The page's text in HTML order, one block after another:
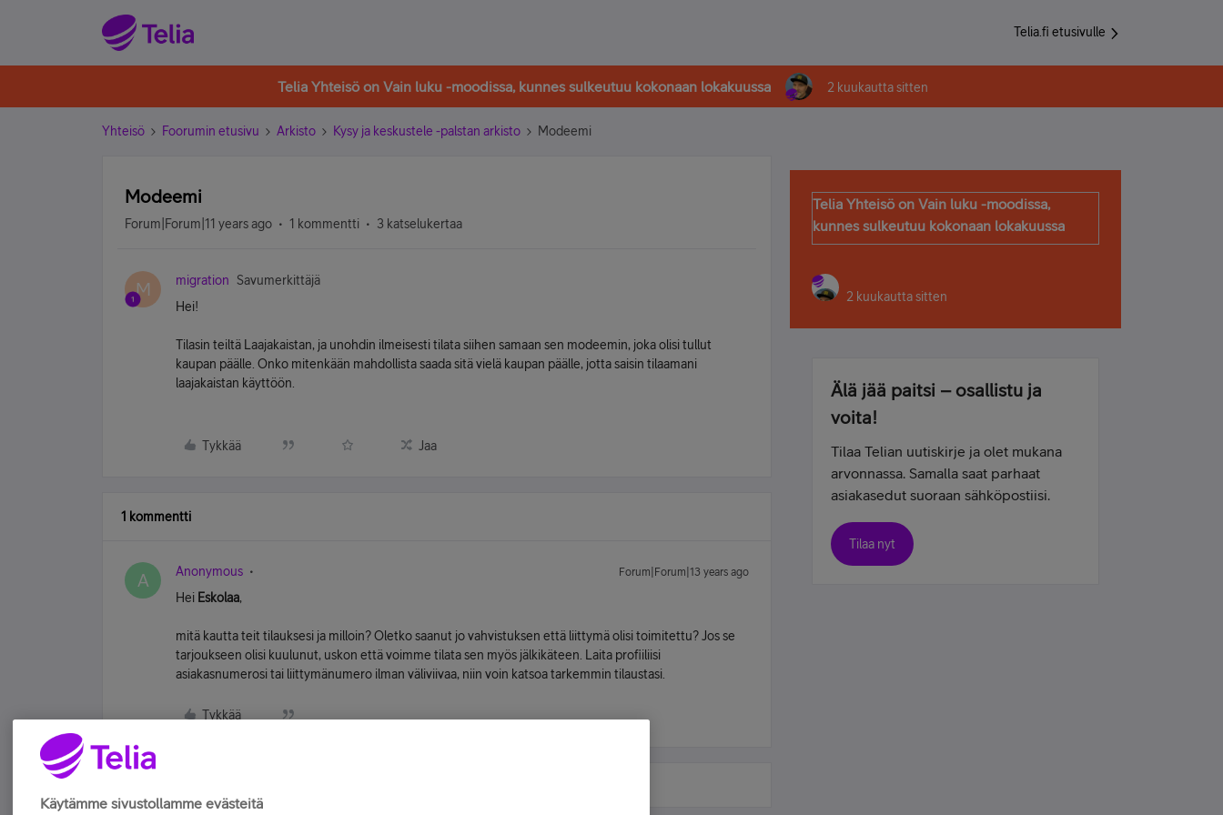
Telia.fi etusivulle
Telia Yhteisö on Vain luku -moodissa, kunnes sulkeutuu kokonaan lokakuussa 2 kuukautta sitten
Yhteisö Foorumin etusivu Arkisto Kysy ja keskustele -palstan arkisto Modeemi
Modeemi
Forum|Forum|11 years ago 1 kommentti 3 katselukertaa
M migration
Savumerkittäjä
Hei!
Tilasin teiltä Laajakaistan, ja unohdin ilmeisesti tilata siihen samaan sen modeemin, joka olisi tullut
kaupan päälle. Onko mitenkään mahdollista saada sitä vielä kaupan päälle, jotta saisin tilaamani
laajakaistan käyttöön.
Tykkää Jaa
1 kommentti
A Anonymous Forum|Forum|13 years ago
Hei Eskolaa,
mitä kautta teit tilauksesi ja milloin? Oletko saanut jo vahvistuksen että liittymä olisi toimitettu? Jos se
tarjoukseen olisi kuulunut, uskon että voimme tilata sen myös jälkikäteen. Laita profiiliisi
asiakasnumerosi tai liittymänumero ilman väliviivaa, niin voin katsoa tarkemmin tilaustasi.
Tykkää
Telia Yhteisö on Vain luku -moodissa,
kunnes sulkeutuu kokonaan lokakuussa
2 kuukautta sitten
Älä jää paitsi – osallistu ja
voita!
Tilaa Telian uutiskirje ja olet mukana
arvonnassa. Samalla saat parhaat
asiakasedut suoraan sähköpostiisi.
Tilaa nyt
Käytämme sivustollamme evästeitä